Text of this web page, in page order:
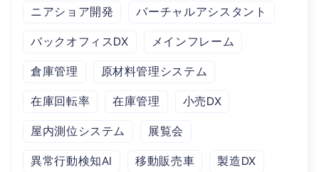
ニアショア開発 バーチャルアシスタント
バックオフィスDX メインフレーム
倉庫管理 原材料管理システム
在庫回転率 在庫管理 小売DX
屋内測位システム 展覧会
異常行動検知AI 移動販売車 製造DX